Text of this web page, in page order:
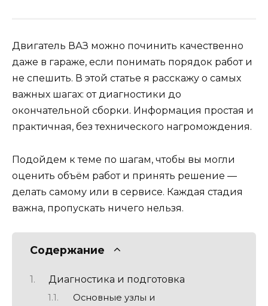
Двигатель ВАЗ можно починить качественно
даже в гараже, если понимать порядок работ и
не спешить. В этой статье я расскажу о самых
важных шагах: от диагностики до
окончательной сборки. Информация простая и
практичная, без технического нагромождения.
Подойдем к теме по шагам, чтобы вы могли
оценить объём работ и принять решение —
делать самому или в сервисе. Каждая стадия
важна, пропускать ничего нельзя.
Содержание
Диагностика и подготовка
Основные узлы и